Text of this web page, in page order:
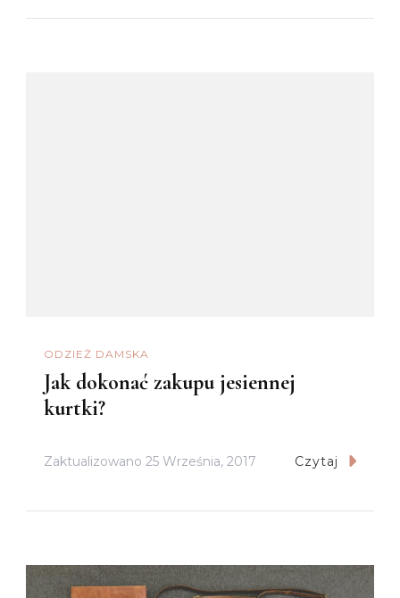
ODZIEŻ DAMSKA
Jak dokonać zakupu jesiennej
kurtki?
Zaktualizowano 25 Września, 2017 Czytaj